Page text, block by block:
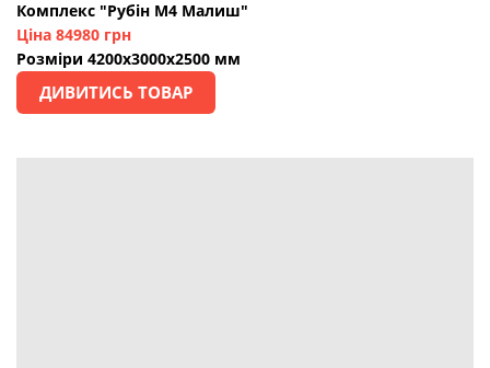
Комплекс "Рубін М4 Малиш"
Ціна 84980 грн
Розміри 4200х3000х2500 мм
ДИВИТИСЬ ТОВАР